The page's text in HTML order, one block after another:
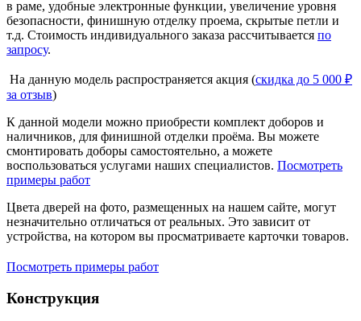
в раме, удобные электронные функции, увеличение уровня
безопасности, финишную отделку проема, скрытые петли и
т.д. Стоимость индивидуального заказа рассчитывается по
запросу.
На данную модель распространяется акция (скидка до 5 000 ₽
за отзыв)
К данной модели можно приобрести комплект доборов и
наличников, для финишной отделки проёма. Вы можете
смонтировать доборы самостоятельно, а можете
воспользоваться услугами наших специалистов. Посмотреть
примеры работ
Цвета дверей на фото, размещенных на нашем сайте, могут
незначительно отличаться от реальных. Это зависит от
устройства, на котором вы просматриваете карточки товаров.
Посмотреть примеры работ
Конструкция